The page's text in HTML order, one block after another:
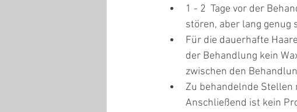
1 - 2  Tage vor der
stören, aber lang genug
Für die dauerhafte
der Behandlung kein
zwischen den
Zu behandelnde Stellen
Anschließend ist kein